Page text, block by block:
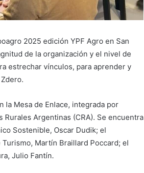
2025 edición YPF Agro en San
de la organización y el nivel de
estrechar vínculos, para aprender y
la Mesa de Enlace, integrada por
Argentinas (CRA). Se encuentra
Sostenible, Oscar Dudik; el
Martín Braillard Poccard; el
Julio Fantín.